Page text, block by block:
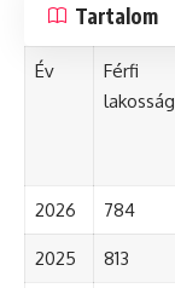
Tartalom
Év
Férfi
lakosság
2026 784
2025 813